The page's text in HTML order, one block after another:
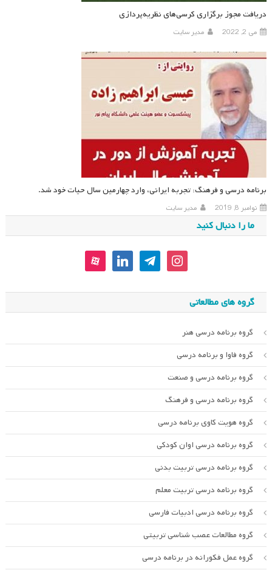
دریافت مجوز برگزاری کرسی‌های نظریه‌پردازی
می 2, 2022 مدیر سایت
برنامه درسی و فرهنگ: تجربه ایرانی، وارد چهارمین سال حیات خود شد.
نوامبر 8, 2019 مدیر سایت
ما را دنبال کنید
instagram
telegram
linkedin
aparat
گروه های مطالعاتی
گروه برنامه درسی هنر
گروه فاوا و برنامه درسی
گروه برنامه درسی و صنعت
گروه برنامه درسی و فرهنگ
گروه هویت کاوی برنامه درسی
گروه برنامه درسی اوان کودکی
گروه برنامه درسی تربیت بدنی
گروه برنامه درسی تربیت معلم
گروه برنامه درسی ادبیات فارسی
گروه مطالعات عصب شناسی تربیتی
گروه عمل فکورانه در برنامه درسی